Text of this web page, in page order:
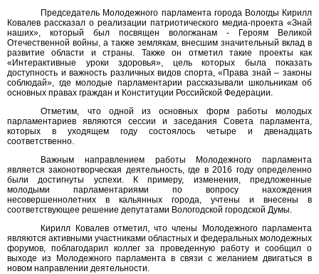
Председатель Молодежного парламента города Вологды Кирилл
Ковалев рассказал о реализации патриотического медиа-проекта «Знай
наших», который был посвящен вологжанам - Героям Великой
Отечественной войны, а также землякам, внесшим значительный вклад в
развитие области и страны. Также он отметил такие проекты как
«Интерактивные уроки здоровья», цель которых была показать
доступность и важность различных видов спорта, «Права знай – законы
соблюдай», где молодые парламентарии рассказывали школьникам об
основных правах граждан и Конституции Российской Федерации.
Отметим, что одной из основных форм работы молодых
парламентариев являются сессии и заседания Совета парламента,
которых в уходящем году состоялось четыре и двенадцать
соответственно.
Важным направлением работы Молодежного парламента
является законотворческая деятельность, где в 2016 году определенно
были достигнуты успехи. К примеру, изменения, предложенные
молодыми парламентариями по вопросу нахождения
несовершеннолетних в кальянных города, учтены и внесены в
соответствующее решение депутатами Вологодской городской Думы.
Кирилл Ковалев отметил, что члены Молодежного парламента
являются активными участниками областных и федеральных молодежных
форумов, поблагодарил коллег за проведенную работу и сообщил о
выходе из Молодежного парламента в связи с желанием двигаться в
новом направлении деятельности.